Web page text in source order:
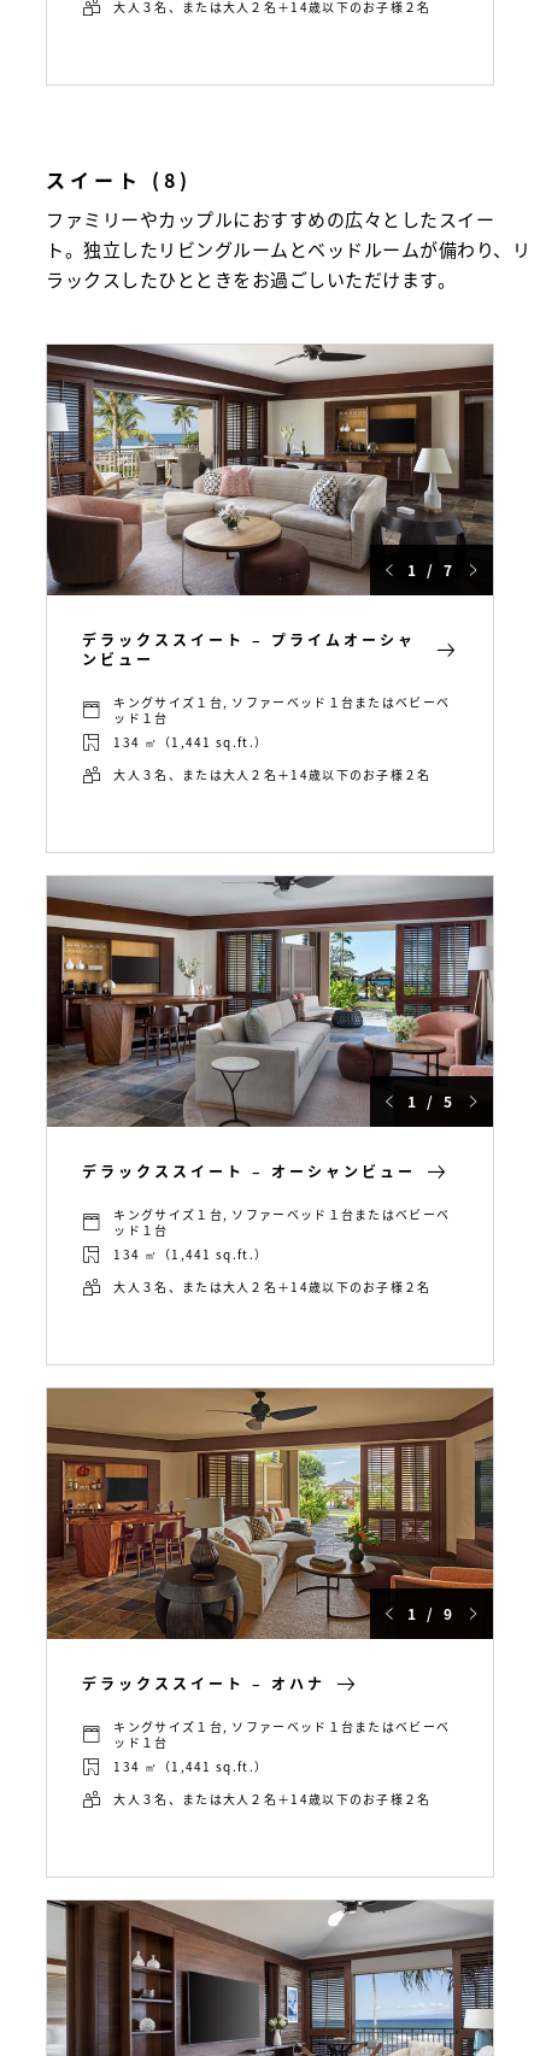
大人３名、または大人２名＋14歳以下のお子様２名
スイート (8)
ファミリーやカップルにおすすめの広々としたスイー
ト。独立したリビングルームとベッドルームが備わり、リ
ラックスしたひとときをお過ごしいただけます。
1 / 7
デラックススイート – プライムオーシャ
ンビュー
キングサイズ１台, ソファーベッド１台またはベビーベ
ッド１台
134 ㎡（1,441 sq.ft.）
大人３名、または大人２名＋14歳以下のお子様２名
1 / 5
デラックススイート – オーシャンビュー
キングサイズ１台, ソファーベッド１台またはベビーベ
ッド１台
134 ㎡（1,441 sq.ft.）
大人３名、または大人２名＋14歳以下のお子様２名
1 / 9
デラックススイート – オハナ
キングサイズ１台, ソファーベッド１台またはベビーベ
ッド１台
134 ㎡（1,441 sq.ft.）
大人３名、または大人２名＋14歳以下のお子様２名